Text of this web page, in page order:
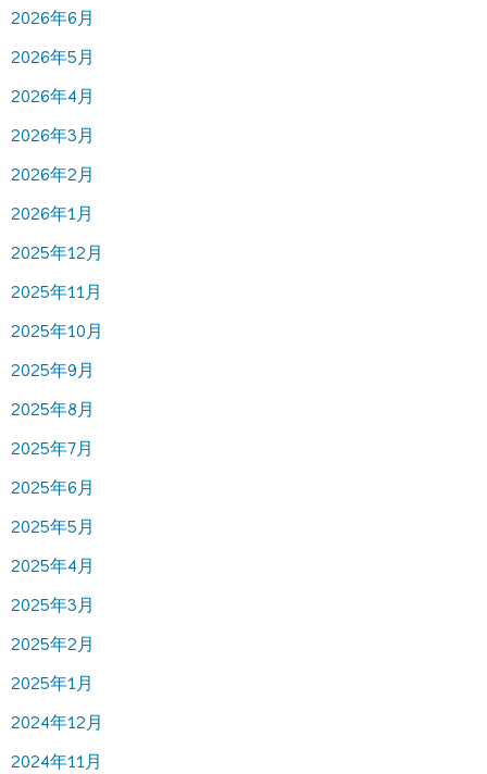
2026年6月
2026年5月
2026年4月
2026年3月
2026年2月
2026年1月
2025年12月
2025年11月
2025年10月
2025年9月
2025年8月
2025年7月
2025年6月
2025年5月
2025年4月
2025年3月
2025年2月
2025年1月
2024年12月
2024年11月